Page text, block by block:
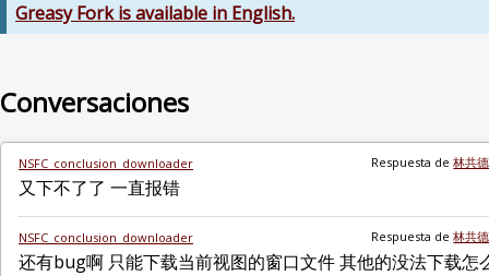
Greasy Fork is available in English.
Conversaciones
NSFC_conclusion_downloader Respuesta de林共德
又下不了了 一直报错
NSFC_conclusion_downloader Respuesta de林共德
还有bug啊 只能下载当前视图的窗口文件 其他的没法下载